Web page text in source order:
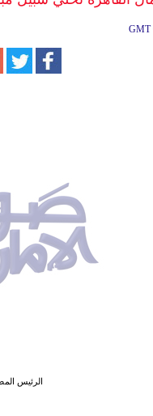
GMT
الرئيس